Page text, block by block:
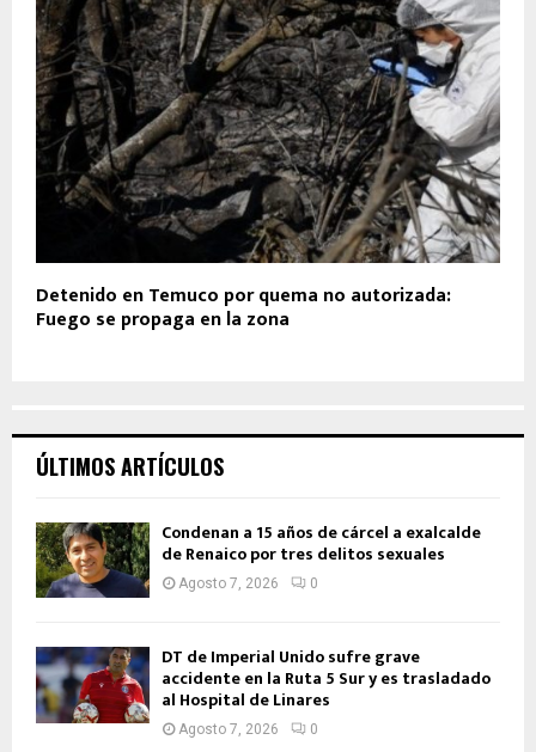
Detenido en Temuco por quema no autorizada:
Fuego se propaga en la zona
ÚLTIMOS ARTÍCULOS
Condenan a 15 años de cárcel a exalcalde
de Renaico por tres delitos sexuales
Agosto 7, 2026 0
DT de Imperial Unido sufre grave
accidente en la Ruta 5 Sur y es trasladado
al Hospital de Linares
Agosto 7, 2026 0